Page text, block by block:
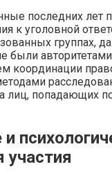
последних лет
к уголовной
группах,
были
координации
лиц, попадающих
участия